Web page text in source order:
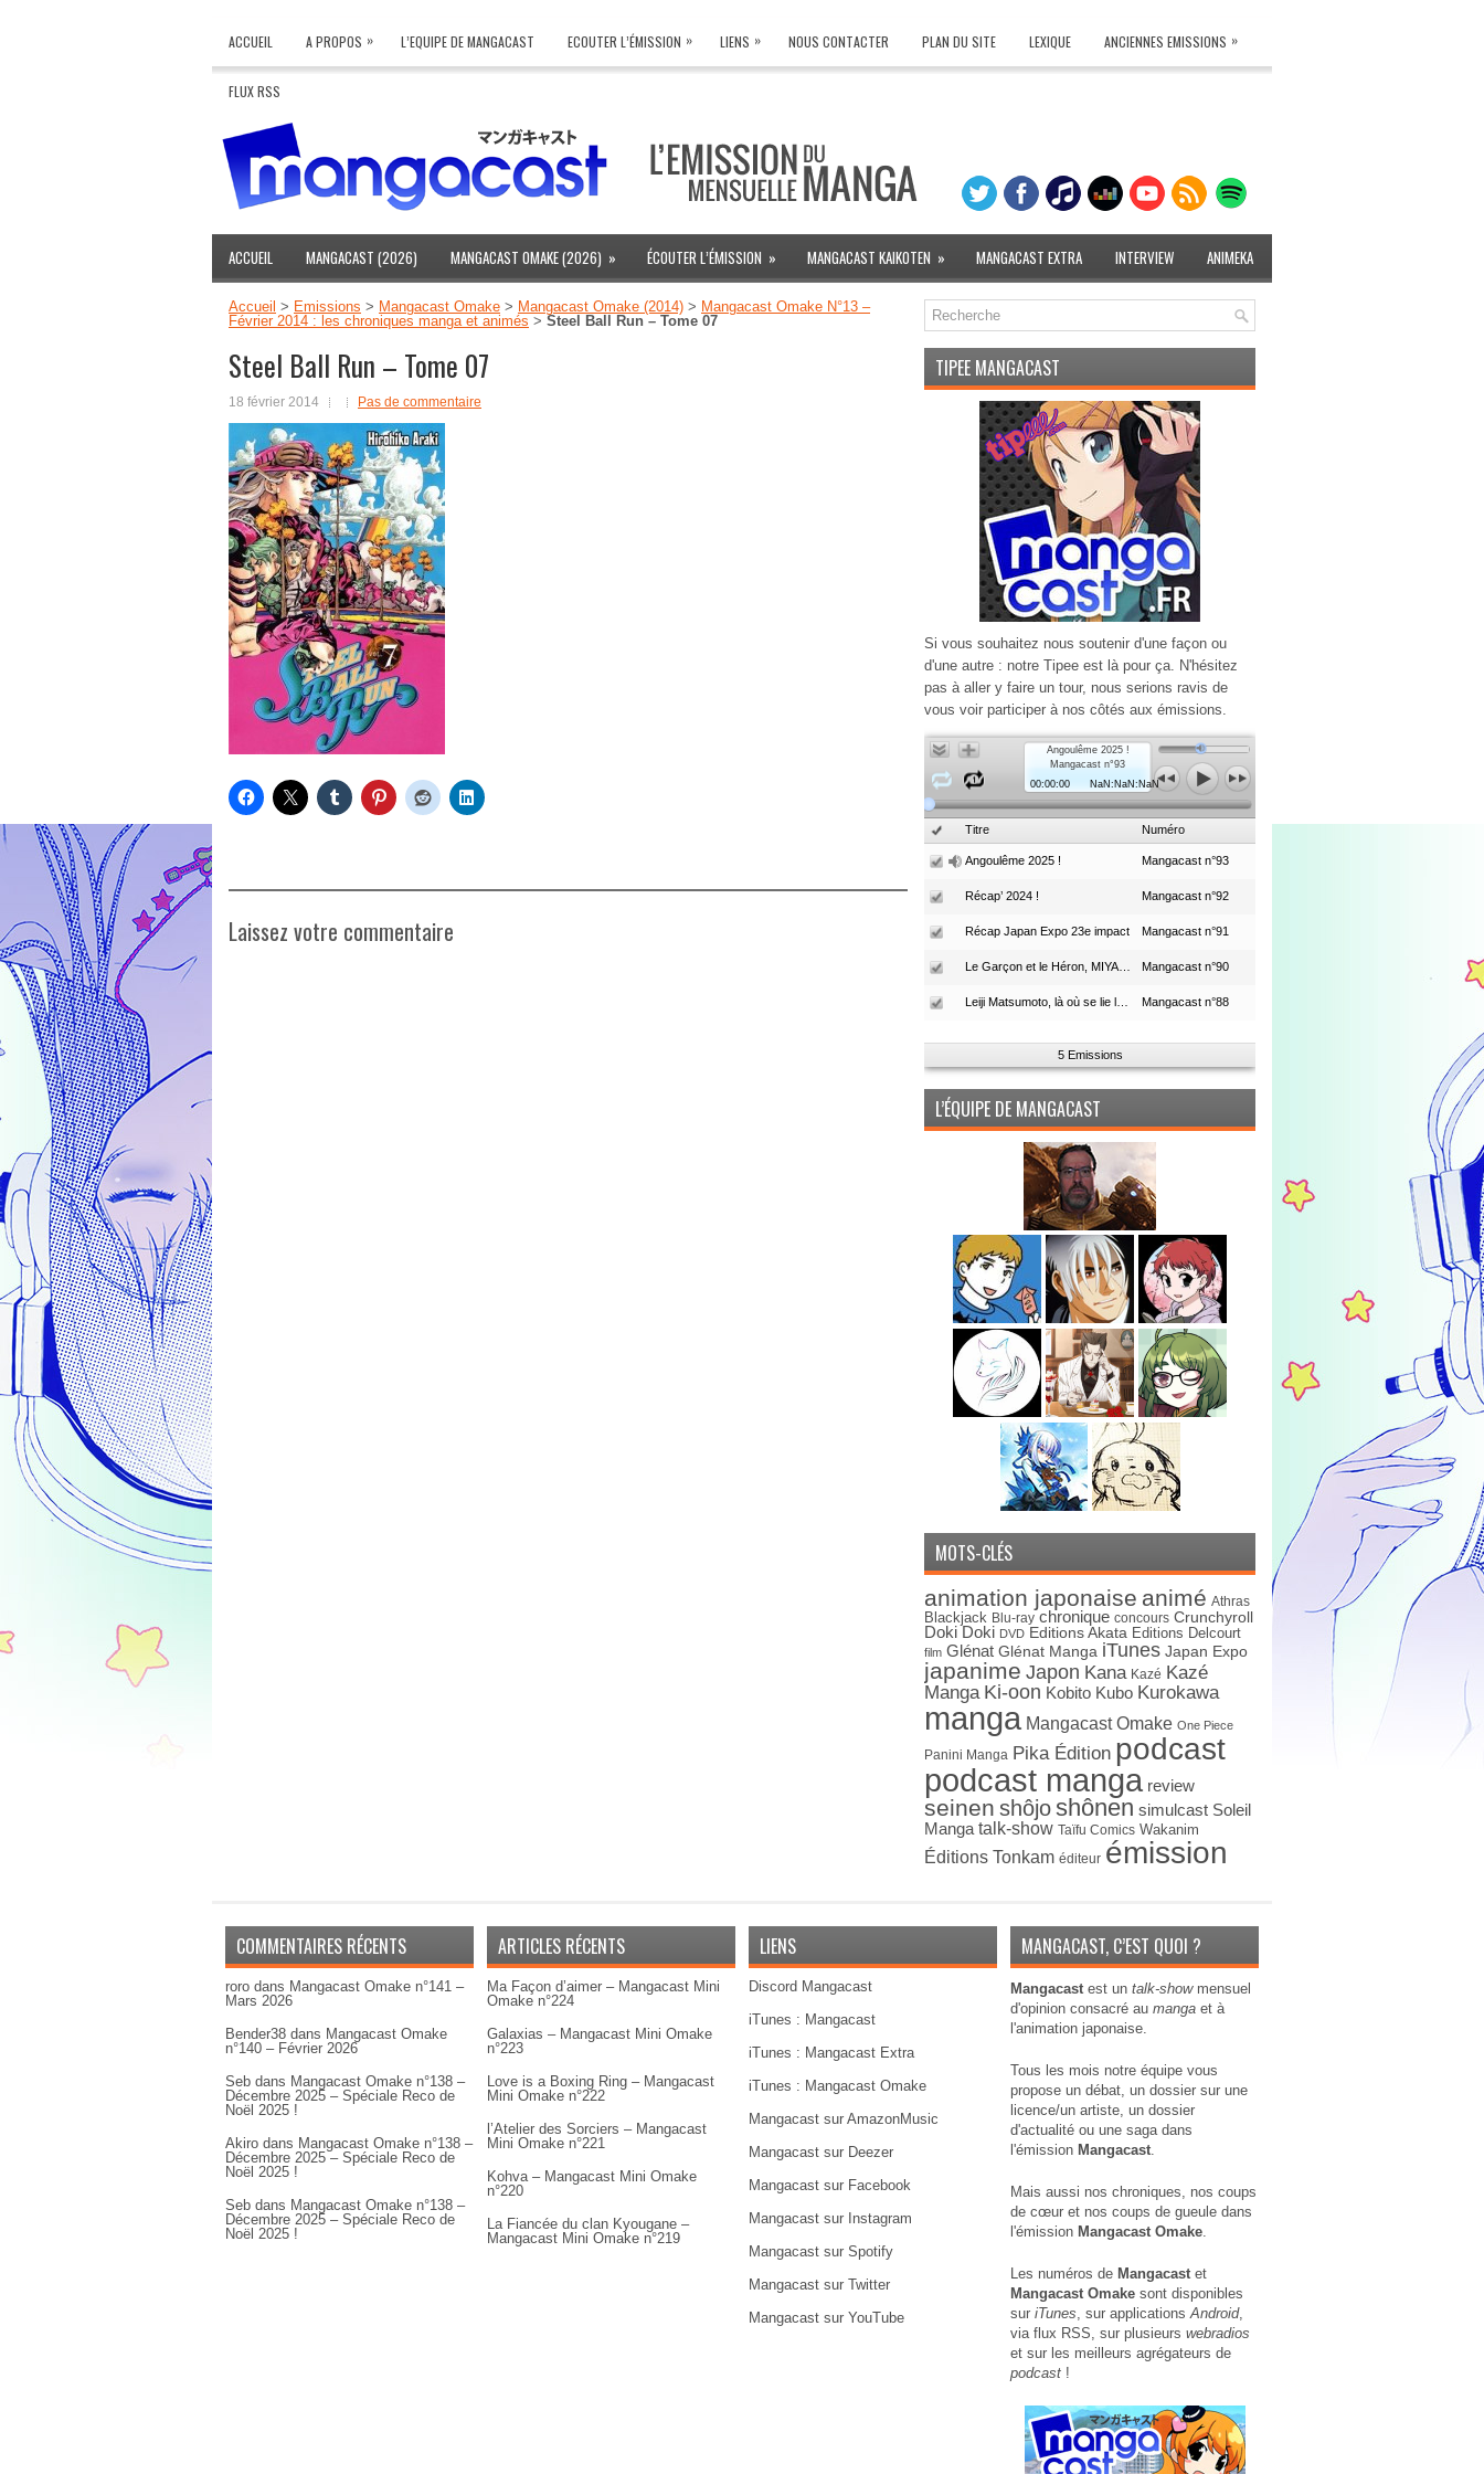
ACCUEIL A PROPOS » L’EQUIPE DE MANGACAST ECOUTER L’ÉMISSION » LIENS » NOUS CONTACTER PLAN DU SITE LEXIQUE ANCIENNES EMISSIONS »
FLUX RSS
ACCUEIL MANGACAST (2026) MANGACAST OMAKE (2026) » ÉCOUTER L’ÉMISSION » MANGACAST KAIKOTEN » MANGACAST EXTRA INTERVIEW ANIMEKA
Accueil > Emissions > Mangacast Omake > Mangacast Omake (2014) > Mangacast Omake N°13 –
Février 2014 : les chroniques manga et animés > Steel Ball Run – Tome 07
Steel Ball Run – Tome 07
18 février 2014 Pas de commentaire
Laissez votre commentaire
TIPEE MANGACAST
Si vous souhaitez nous soutenir d'une façon ou
d'une autre : notre Tipee est là pour ça. N'hésitez
pas à aller y faire un tour, nous serions ravis de
vous voir participer à nos côtés aux émissions.
Angoulême 2025 !
Mangacast n°93
00:00:00
NaN:NaN:NaN
Titre Numéro
Angoulême 2025 ! Mangacast n°93
Récap’ 2024 ! Mangacast n°92
Récap Japan Expo 23e impact Mangacast n°91
Mangacast n°90
Mangacast n°88
5 Emissions
L’ÉQUIPE DE MANGACAST
MOTS-CLÉS
animation japonaise animé Athras
Blackjack Blu-ray chronique concours Crunchyroll
Doki Doki DVD Editions Akata Editions Delcourt
film Glénat Glénat Manga iTunes Japan Expo
japanime Japon Kana Kazé Kazé
Manga Ki-oon Kobito Kubo Kurokawa
manga Mangacast Omake One Piece
Panini Manga Pika Édition podcast
podcast manga review
seinen shôjoshônen simulcast Soleil
Manga talk-show Taïfu Comics Wakanim
Éditions Tonkam éditeur émission
COMMENTAIRES RÉCENTS
roro dans Mangacast Omake n°141 –
Mars 2026
Bender38 dans Mangacast Omake
n°140 – Février 2026
Seb dans Mangacast Omake n°138 –
Décembre 2025 – Spéciale Reco de
Noël 2025 !
Akiro dans Mangacast Omake n°138 –
Décembre 2025 – Spéciale Reco de
Noël 2025 !
Seb dans Mangacast Omake n°138 –
Décembre 2025 – Spéciale Reco de
Noël 2025 !
ARTICLES RÉCENTS
Ma Façon d’aimer – Mangacast Mini
Omake n°224
Galaxias – Mangacast Mini Omake
n°223
Love is a Boxing Ring – Mangacast
Mini Omake n°222
l’Atelier des Sorciers – Mangacast
Mini Omake n°221
Kohva – Mangacast Mini Omake
n°220
La Fiancée du clan Kyougane –
Mangacast Mini Omake n°219
LIENS
Discord Mangacast
iTunes : Mangacast
iTunes : Mangacast Extra
iTunes : Mangacast Omake
Mangacast sur AmazonMusic
Mangacast sur Deezer
Mangacast sur Facebook
Mangacast sur Instagram
Mangacast sur Spotify
Mangacast sur Twitter
Mangacast sur YouTube
MANGACAST, C’EST QUOI ?
Mangacastest un talk-showmensuel
d'opinion consacré au manga et à
l'animation japonaise.
Tous les mois notre équipe vous
propose un débat, un dossier sur une
licence/un artiste, un dossier
d'actualité ou une saga dans
l'émission Mangacast.
Mais aussi nos chroniques, nos coups
de cœur et nos coups de gueule dans
l'émission Mangacast Omake.
Les numéros de Mangacastet
Mangacast Omake sont disponibles
sur iTunes, sur applicationsAndroid,
via flux RSS, sur plusieurs webradios
et sur les meilleurs agrégateurs de
podcast !